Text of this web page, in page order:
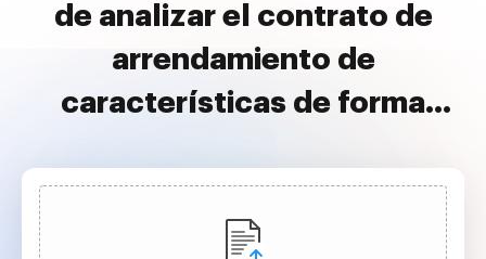
de analizar el contrato de
arrendamiento de
características de forma